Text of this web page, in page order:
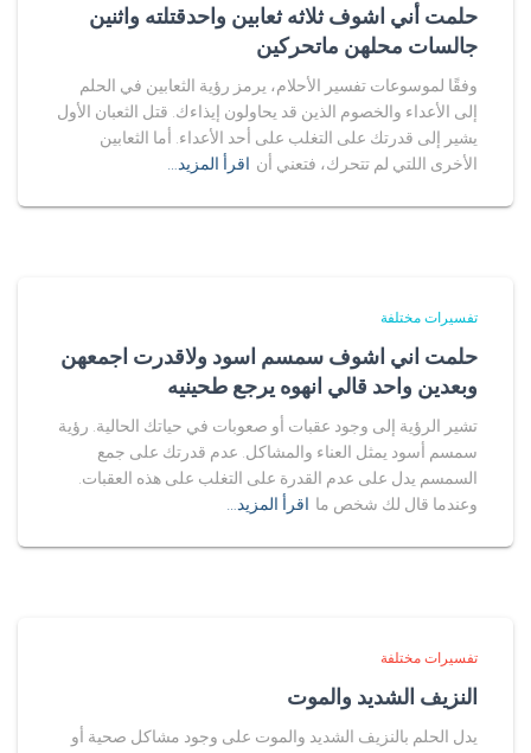
حلمت أني اشوف ثلاثه ثعابين واحدقتلته واثنين
جالسات محلهن ماتحركين
وفقًا لموسوعات تفسير الأحلام، يرمز رؤية الثعابين في الحلم
إلى الأعداء والخصوم الذين قد يحاولون إيذاءك. قتل الثعبان الأول
يشير إلى قدرتك على التغلب على أحد الأعداء. أما الثعابين
الأخرى اللتي لم تتحرك، فتعني أن اقرأ المزيد…
تفسيرات مختلفة
حلمت اني اشوف سمسم اسود ولاقدرت اجمعهن
وبعدين واحد قالي انهوه يرجع طحينيه
تشير الرؤية إلى وجود عقبات أو صعوبات في حياتك الحالية. رؤية
سمسم أسود يمثل العناء والمشاكل. عدم قدرتك على جمع
السمسم يدل على عدم القدرة على التغلب على هذه العقبات.
وعندما قال لك شخص ما اقرأ المزيد…
تفسيرات مختلفة
النزيف الشديد والموت
يدل الحلم بالنزيف الشديد والموت على وجود مشاكل صحية أو